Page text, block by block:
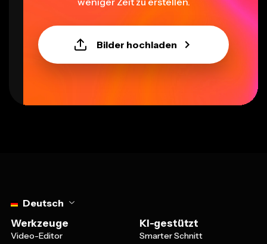
Video-Editor
Untertitel
Smarter Schnitt
KI-Videogenerator